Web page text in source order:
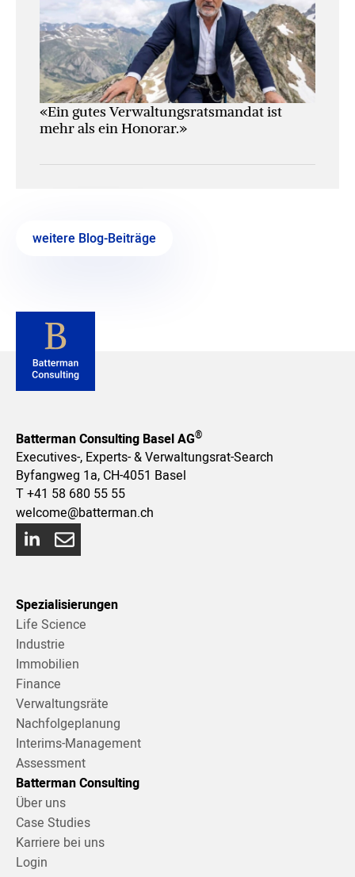
«Ein gutes Verwaltungs­ratsmandat ist
mehr als ein Honorar.»
weitere Blog-Beiträge
Batterman Consulting Basel AG®
Executives-, Experts- & Verwaltungsrat-Search
Byfangweg 1a, CH-4051 Basel
T+41 58 680 55 55
welcome@batterman.ch
Spezialisierungen
Life Science
Industrie
Immobilien
Finance
Verwaltungsräte
Nachfolgeplanung
Interims-Management
Assessment
Batterman Consulting
Über uns
Case Studies
Karriere bei uns
Login